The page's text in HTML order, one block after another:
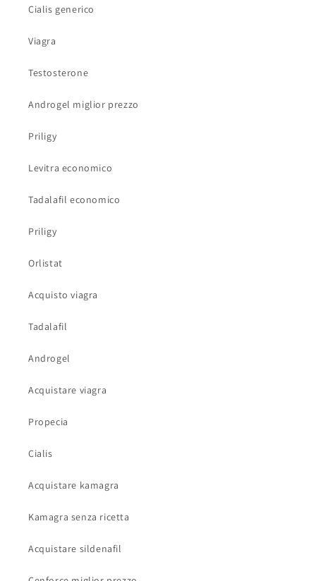
Cialis generico
Viagra
Testosterone
Androgel miglior prezzo
Priligy
Levitra economico
Tadalafil economico
Priligy
Orlistat
Acquisto viagra
Tadalafil
Androgel
Acquistare viagra
Propecia
Cialis
Acquistare kamagra
Kamagra senza ricetta
Acquistare sildenafil